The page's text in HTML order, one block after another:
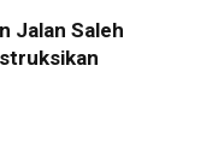
Jalan Saleh